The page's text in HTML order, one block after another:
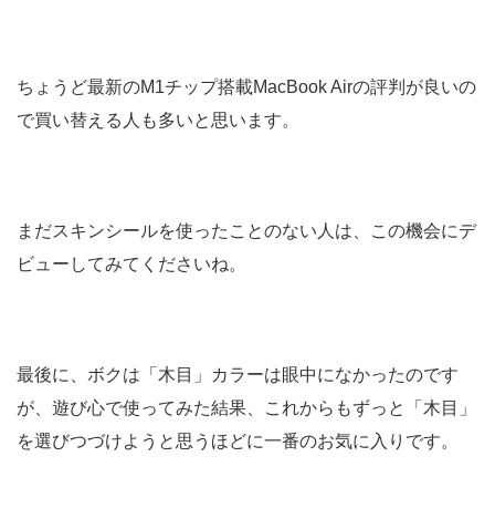
ちょうど最新のM1チップ搭載MacBook Airの評判が良いの
で買い替える人も多いと思います。
まだスキンシールを使ったことのない人は、この機会にデ
ビューしてみてくださいね。
最後に、ボクは「木目」カラーは眼中になかったのです
が、遊び心で使ってみた結果、これからもずっと「木目」
を選びつづけようと思うほどに一番のお気に入りです。